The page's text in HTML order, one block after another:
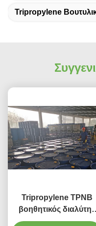
Tripropylene
Tripropylene TPNB
βοηθητικός διαλύτης
Leatherwear